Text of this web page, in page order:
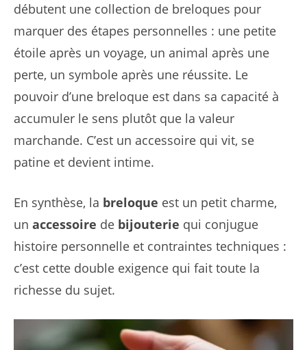
débutent une collection de breloques pour
marquer des étapes personnelles : une petite
étoile après un voyage, un animal après une
perte, un symbole après une réussite. Le
pouvoir d’une breloque est dans sa capacité à
accumuler le sens plutôt que la valeur
marchande. C’est un accessoire qui vit, se
patine et devient intime.
En synthèse, la breloque est un petit charme,
un accessoire de bijouterie qui conjugue
histoire personnelle et contraintes techniques :
c’est cette double exigence qui fait toute la
richesse du sujet.